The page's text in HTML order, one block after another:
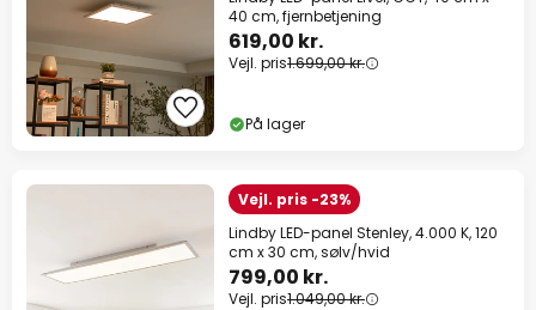
40 cm, fjernbetjening
619,00 kr.
Vejl. pris1.699,00 kr.
På lager
Vejl. pris -23%
Lindby LED-panel Stenley, 4.000 K, 120
cm x 30 cm, sølv/hvid
799,00 kr.
Vejl. pris1.049,00 kr.